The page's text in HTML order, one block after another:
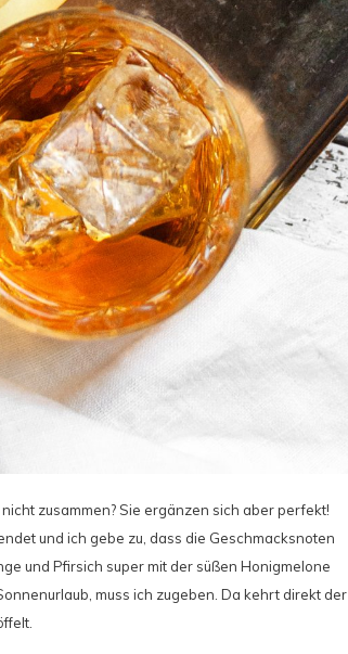
zusammen? Sie ergänzen sich aber perfekt!
und ich gebe zu, dass die Geschmacksnoten
und Pfirsich super mit der süßen Honigmelone
muss ich zugeben. Da kehrt direkt der